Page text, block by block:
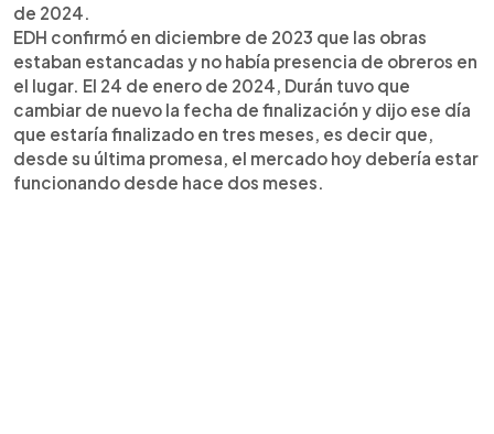
de 2024.
EDH confirmó en diciembre de 2023 que las obras
estaban estancadas y no había presencia de obreros en
el lugar. El 24 de enero de 2024, Durán tuvo que
cambiar de nuevo la fecha de finalización y dijo ese día
que estaría finalizado en tres meses, es decir que,
desde su última promesa, el mercado hoy debería estar
funcionando desde hace dos meses.